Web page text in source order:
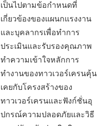
เป็นไปตามข้อกำหนดที่
เกี่ยวข้องของแผนกแรงงาน
และบุคลากรเพื่อทำการ
ประเมินและรับรองคุณภาพ
ทำความเข้าใจหลักการ
ทำงานของทาวเวอร์เครนคุ้น
เคยกับโครงสร้างของ
ทาวเวอร์เครนและฟังก์ชั่นอุ
ปกรณ์ความปลอดภัยและวิธี